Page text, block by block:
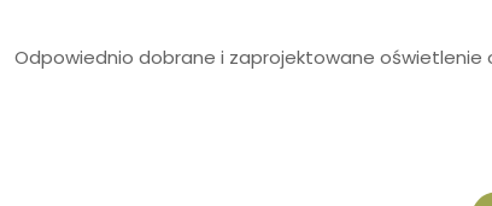
Odpowiednio dobrane i zaprojektowane oświetlenie